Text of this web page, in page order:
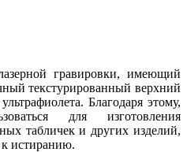
гравировки, имеющий
текстурированный верхний
Благодаря этому,
для изготовления
табличек и других изделий,
к истиранию.